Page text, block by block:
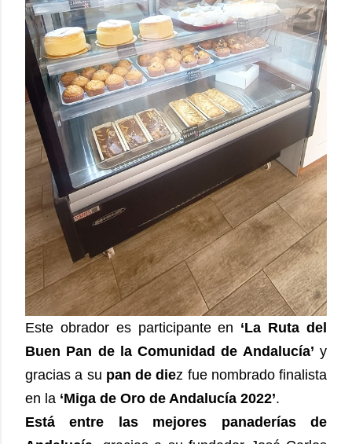
Este obrador es participante en ‘La Ruta del
Buen Pan de la Comunidad de Andalucía’ y
gracias a su pan de diez fue nombrado finalista
en la ‘Miga de Oro de Andalucía 2022’.
Está entre las mejores panaderías de